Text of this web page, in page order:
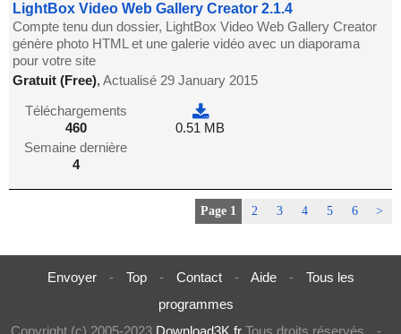
LightBox Video Web Gallery Creator 2.1.4
Compte tenu dun dossier, LightBox Video Web Gallery Creator
génère photo HTML et une galerie vidéo avec un diaporama
pour votre site
Gratuit (Free),Actualisé 29 January 2015
Téléchargements
460
Semaine dernière
4
0.51 MB
Page 1 2 3 4 5 6 >
Envoyer - Top - Contact - Aide -
Tous les
programmes